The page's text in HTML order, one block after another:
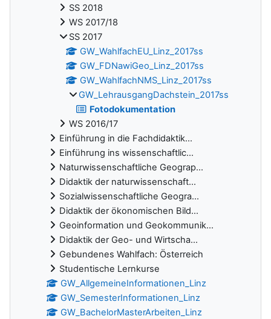
SS 2018
WS 2017/18
SS 2017
GW_WahlfachEU_Linz_2017ss
GW_FDNawiGeo_Linz_2017ss
GW_WahlfachNMS_Linz_2017ss
GW_LehrausgangDachstein_2017ss
Fotodokumentation
WS 2016/17
Einführung in die Fachdidaktik...
Einführung ins wissenschaftlic...
Naturwissenschaftliche Geograp...
Didaktik der naturwissenschaft...
Sozialwissenschaftliche Geogra...
Didaktik der ökonomischen Bild...
Geoinformation und Geokommunik...
Didaktik der Geo- und Wirtscha...
Gebundenes Wahlfach: Österreich
Studentische Lernkurse
GW_AllgemeineInformationen_Linz
GW_SemesterInformationen_Linz
GW_BachelorMasterArbeiten_Linz